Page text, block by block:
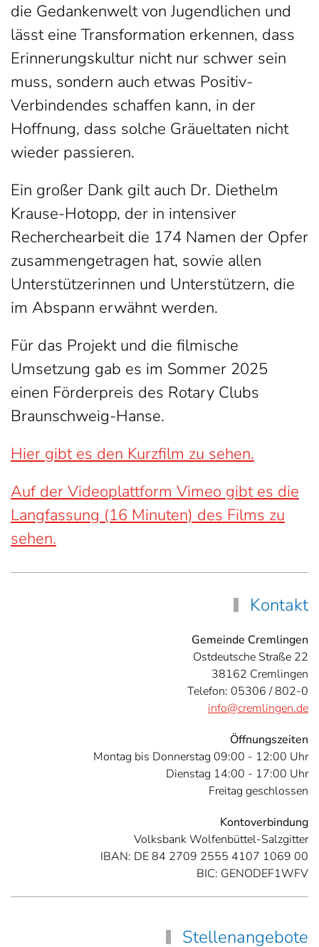
die Gedankenwelt von Jugendlichen und
lässt eine Transformation erkennen, dass
Erinnerungskultur nicht nur schwer sein
muss, sondern auch etwas Positiv-
Verbindendes schaffen kann, in der
Hoffnung, dass solche Gräueltaten nicht
wieder passieren.
Ein großer Dank gilt auch Dr. Diethelm
Krause-Hotopp, der in intensiver
Recherchearbeit die 174 Namen der Opfer
zusammengetragen hat, sowie allen
Unterstützerinnen und Unterstützern, die
im Abspann erwähnt werden.
Für das Projekt und die filmische
Umsetzung gab es im Sommer 2025
einen Förderpreis des Rotary Clubs
Braunschweig-Hanse.
Hier gibt es den Kurzfilm zu sehen.
Auf der Videoplattform Vimeo gibt es die
Langfassung (16 Minuten) des Films zu
sehen.
Kontakt
Gemeinde Cremlingen
Ostdeutsche Straße 22
38162 Cremlingen
Telefon: 05306 / 802-0
info@cremlingen.de
Öffnungszeiten
Montag bis Donnerstag 09:00 - 12:00 Uhr
Dienstag 14:00 - 17:00 Uhr
Freitag geschlossen
Kontoverbindung
Volksbank Wolfenbüttel-Salzgitter
IBAN: DE 84 2709 2555 4107 1069 00
BIC: GENODEF1WFV
Stellenangebote